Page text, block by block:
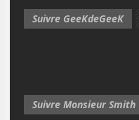
Suivre GeeKdeGeeK
Suivre Monsieur Smith